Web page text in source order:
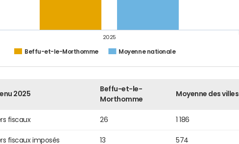
Beffu-et-le-Morthomme Moyenne nationale
2025
2025
Beffu-et-le-
Morthomme
Moyenne des villes
fiscaux 26 1 186
fiscaux imposés 13 574